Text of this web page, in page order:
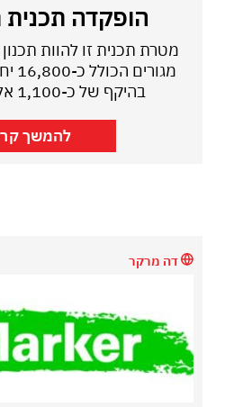
הופקדה תכנית
מטרת תכנית זו להוות
בהיקף של כ-1,100 אלפי מ"ר, בתכנון
להמשך
דה מרקר